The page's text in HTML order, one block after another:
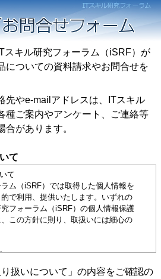
キル研究フォーラム（iSRF）が
についての資料請求やお問合せを
やe-mailアドレスは、ITスキル
種ご案内やアンケート、ご連絡等
合があります。
て
て
ム（iSRF）では取得した個人情報を
で利用、提供いたします。いずれの
フォーラム（iSRF）の個人情報保護
この方針に則り、取扱いには細心の
利用目的
扱いについて」の内容をご確認の